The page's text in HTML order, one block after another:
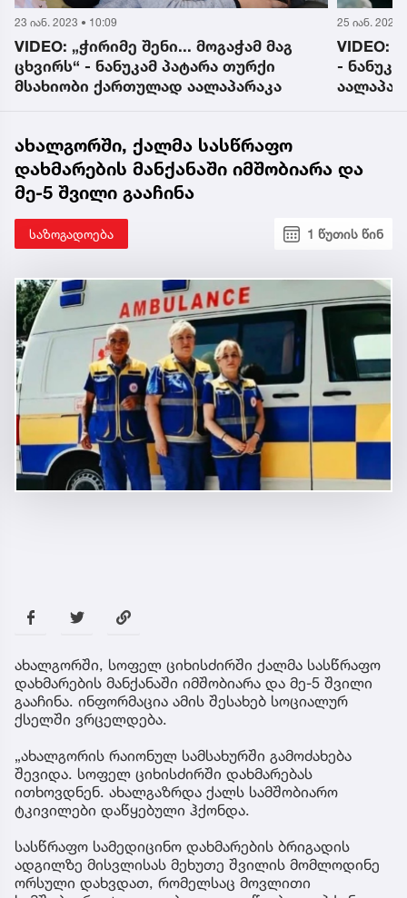
23 იან. 2023 • 10:09
VIDEO: „ჭირიმე შენი... მოგაჭამ მაგ
ცხვირს“ - ნანუკამ პატარა თურქი
მსახიობი ქართულად აალაპარაკა
25 იან. 2023
VIDEO:
-
ახალგორში, ქალმა სასწრაფო
დახმარების მანქანაში იმშობიარა და
მე-5 შვილი გააჩინა
საზოგადოება 1 წუთის წინ
ახალგორში, სოფელ ციხისძირში ქალმა სასწრაფო
დახმარების მანქანაში იმშობიარა და მე-5 შვილი
გააჩინა. ინფორმაცია ამის შესახებ სოციალურ
ქსელში ვრცელდება.
„ახალგორის რაიონულ სამსახურში გამოძახება
შევიდა. სოფელ ციხისძირში დახმარებას
ითხოვდნენ. ახალგაზრდა ქალს სამშობიარო
ტკივილები დაწყებული ჰქონდა.
სასწრაფო სამედიცინო დახმარების ბრიგადის
ადგილზე მისვლისას მეხუთე შვილის მომლოდინე
ორსული დახვდათ, რომელსაც მოვლითი